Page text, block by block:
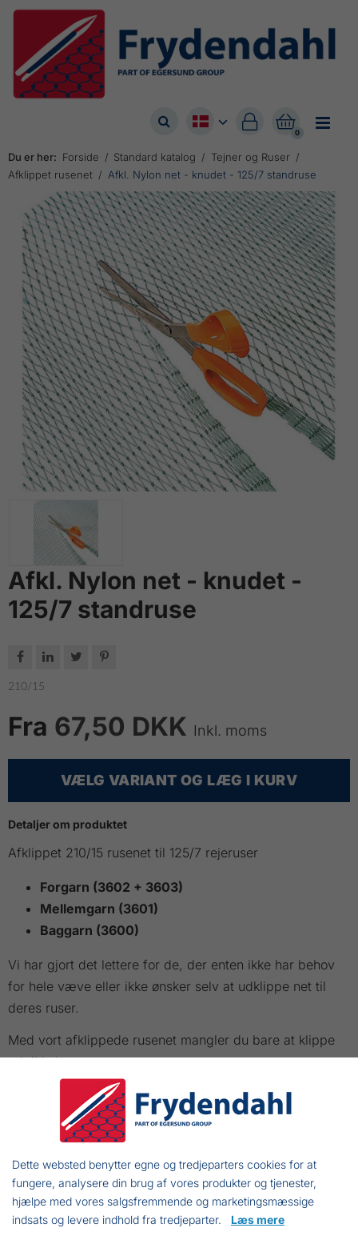


0

Du er her: Forside Standard katalog
Tejner og Ruser
Afklippet rusenet
Afkl. Nylon net - knudet - 125/7 standruse
Afkl. Nylon net - knudet -
125/7 standruse
   
210/15
Fra 67,50 DKK Inkl. moms
VÆLG VARIANT OG LÆG I KURV
Detaljer om produktet
Afklippet 210/15 rusenet til 125/7 rejeruser
Forgarn (3602 + 3603)
Mellemgarn (3601)
Baggarn (3600)
Vi har gjort det lettere for de, der enten ikke har behov
for hele væve eller ikke ønsker selv at udklippe net til
deres ruser.
Med vort afklippede rusenet mangler du bare at klippe
ud til kalv.
VARIANT
MASKE
STR.
FARVER ANTAL
Sort 178,50 dkk
108,00 dkk
Dette websted benytter egne og tredjeparters cookies for at
fungere, analysere din brug af vores produkter og tjenester,
hjælpe med vores salgsfremmende og marketingsmæssige
indsats og levere indhold fra tredjeparter. Læs mere